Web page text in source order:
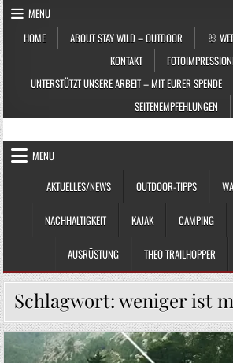
Skip to content
MENU
HOME
ABOUT STAY WILD – OUTDOOR
🐰
KONTAKT
UNTERSTÜTZT UNSERE ARBEIT – MIT EURER SPENDE
SEITENEMPFEHLUNGEN
STAY WILD – OUTDOOR
MENU
AKTUELLES/NEWS
OUTDOOR-TIPPS
NACHHALTIGKEIT KAJAK CAMPING
AUSRÜSTUNG THEO TRAILHOPPER
Schlagwort:weniger ist